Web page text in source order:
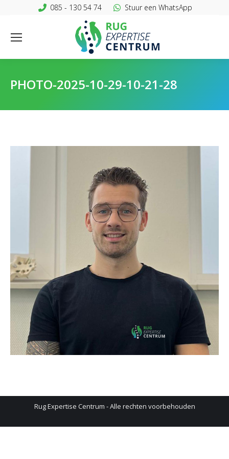
085 - 130 54 74 Stuur een WhatsApp
PHOTO-2025-10-29-10-21-28
Rug Expertise Centrum - Alle rechten voorbehouden